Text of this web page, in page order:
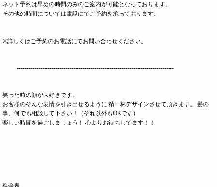
ネット予約は早めの時間のみのご案内が可能となっております。
その他の時間については電話にてご予約を承っております。
※詳しくはご予約のお電話にてお問い合わせください。
---------------------------------------------------------------------------------
笑った時の顔が大好きです。
お客様のそんな表情を引き出せるように 精一杯デザインさせて頂きます。 髪の
事、何でも相談して下さい！（それ以外もOKです）
楽しい時間を過ごしましょう！ 心よりお待ちしてます！！
料金表